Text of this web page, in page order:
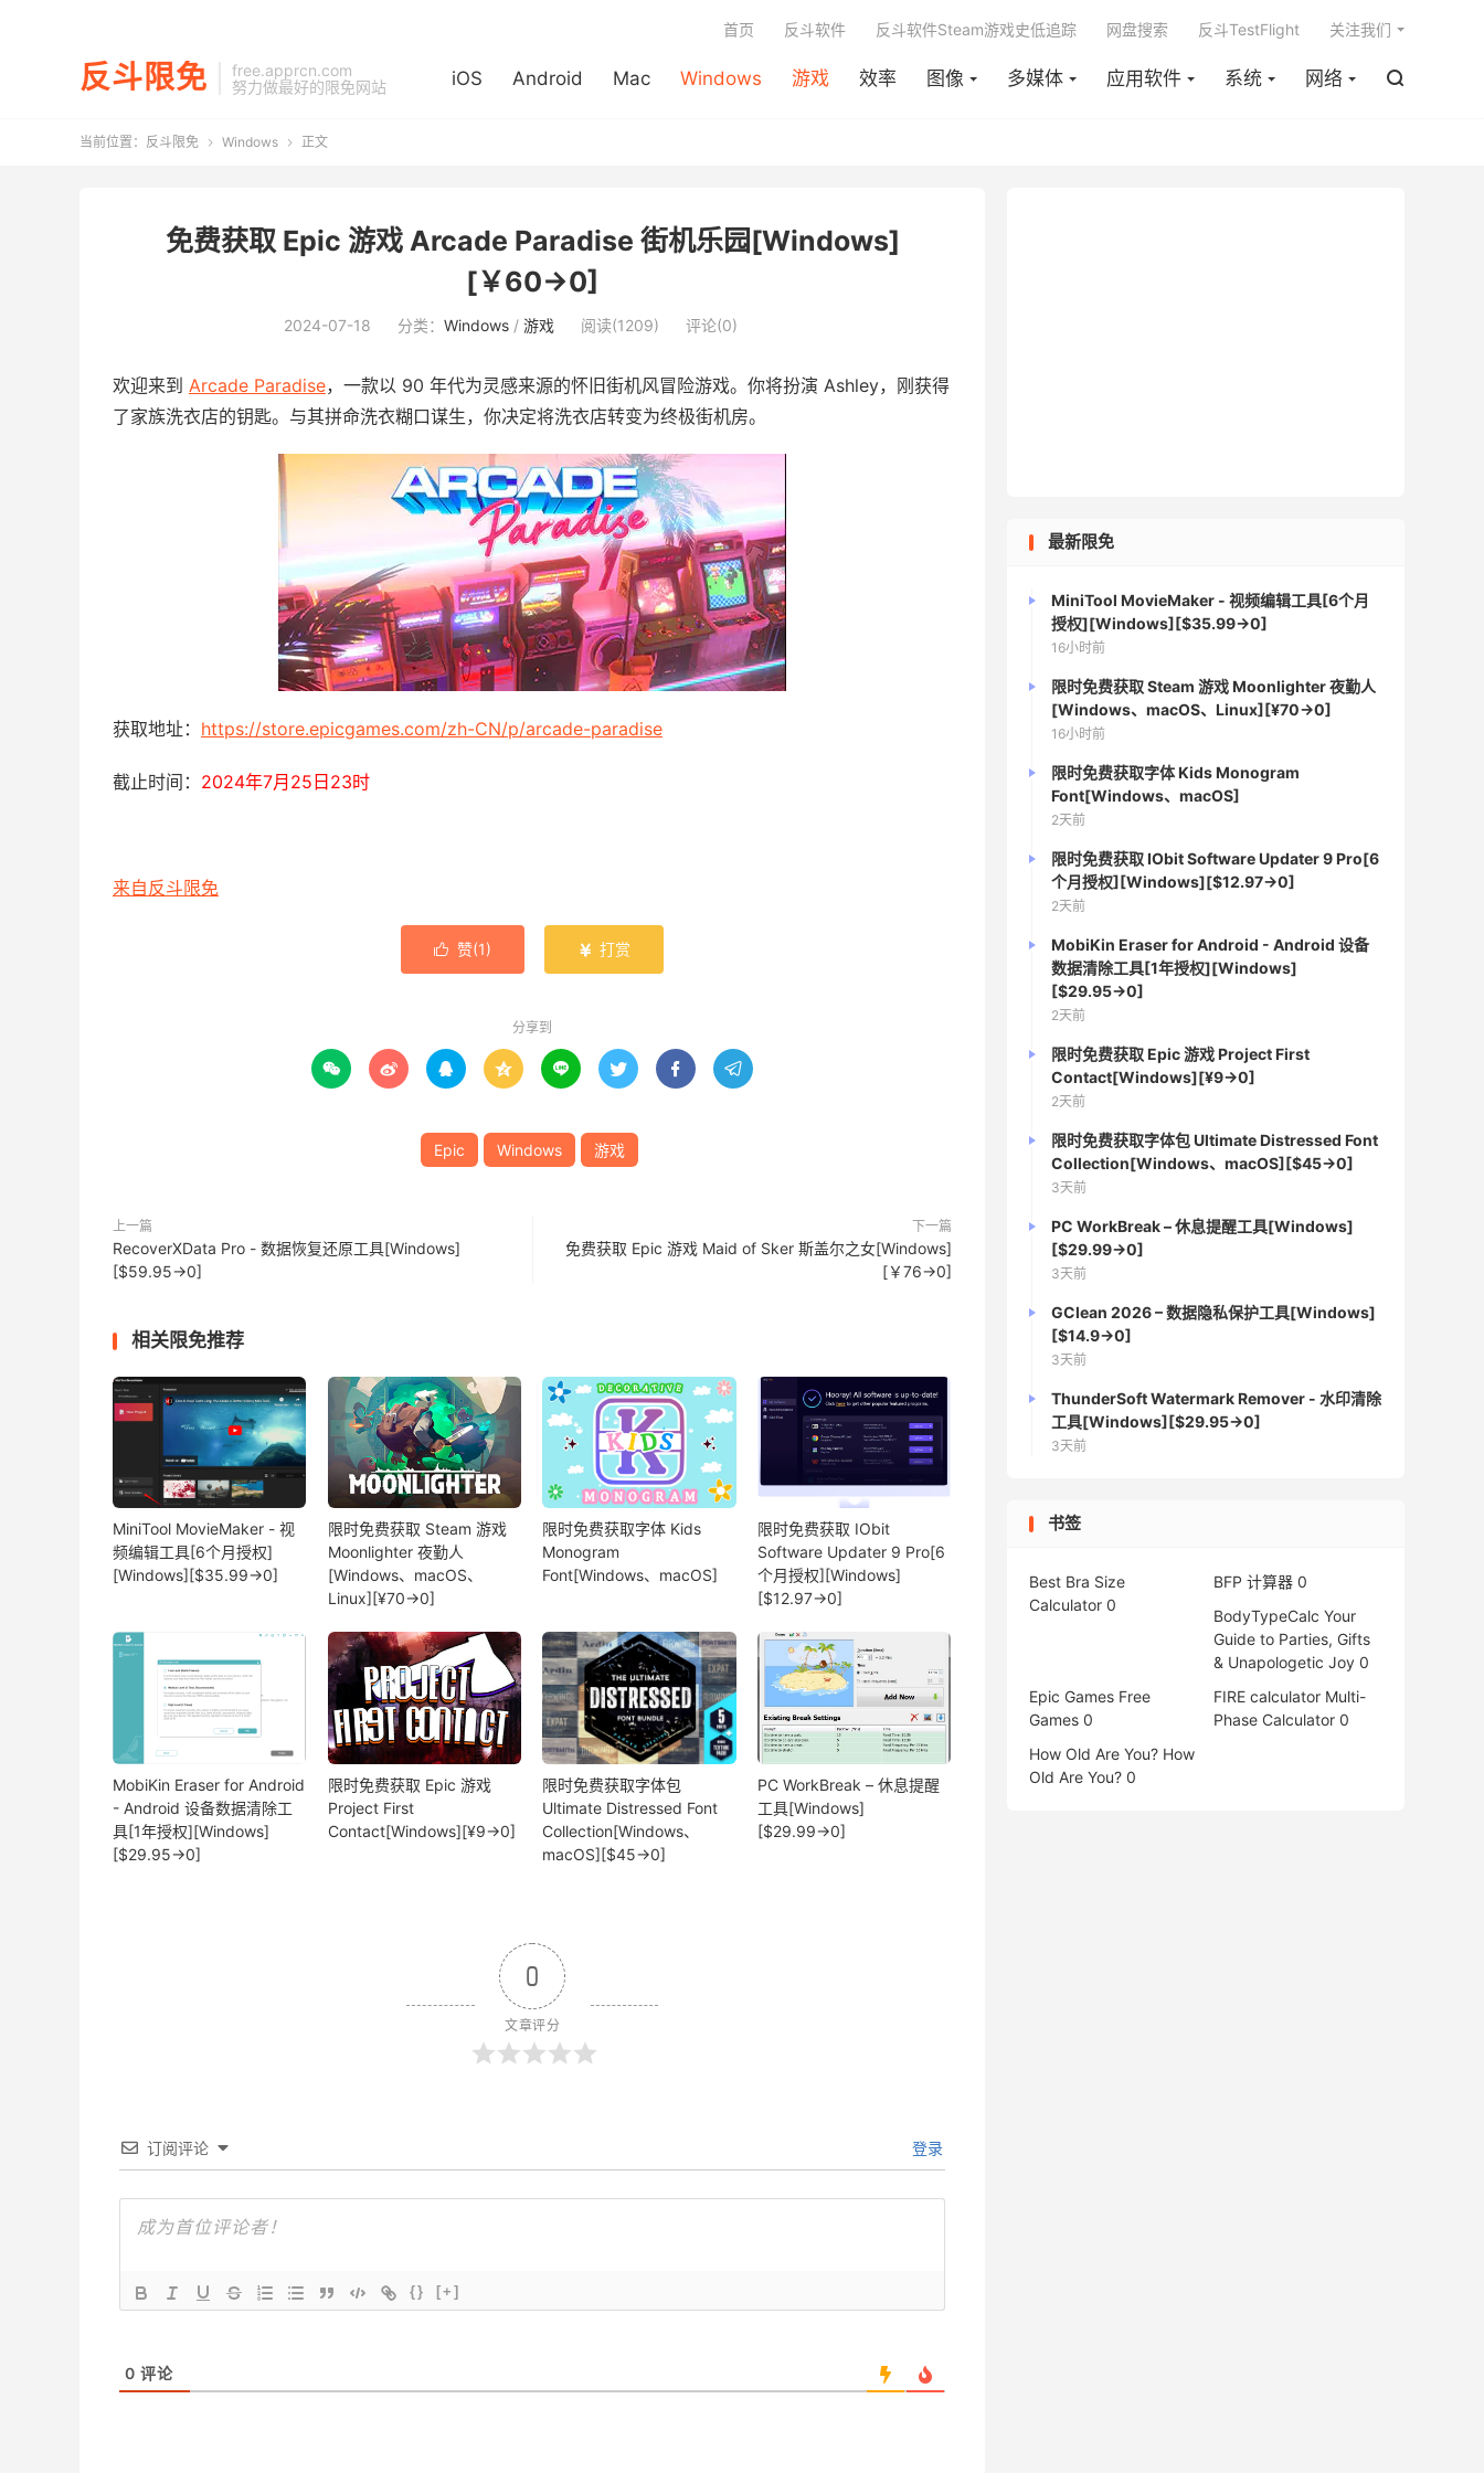
反斗限免
free.apprcn.com
努力做最好的限免网站
iOS Android Mac Windows 游戏 效率 图像 多媒体 应用软件 系统 网络 
首页 反斗软件 反斗软件Steam游戏史低追踪 网盘搜索 反斗TestFlight 关注我们
当前位置： 反斗限免  Windows  正文
免费获取 Epic 游戏 Arcade Paradise 街机乐园[Windows]
[￥60→0]
2024-07-18 分类： Windows/ 游戏 阅读(1209) 评论(0)
欢迎来到 Arcade Paradise，一款以 90 年代为灵感来源的怀旧街机风冒险游戏。你将扮演 Ashley，刚获得
了家族洗衣店的钥匙。与其拼命洗衣糊口谋生，你决定将洗衣店转变为终极街机房。
获取地址： https://store.epicgames.com/zh-CN/p/arcade-paradise
截止时间： 2024年7月25日23时
来自反斗限免
 赞(1)  打赏
分享到
       
Epic Windows 游戏
上一篇
RecoverXData Pro - 数据恢复还原工具[Windows]
[$59.95→0]
下一篇
免费获取 Epic 游戏 Maid of Sker 斯盖尔之女[Windows]
[￥76→0]
相关限免推荐
MiniTool MovieMaker - 视
频编辑工具[6个月授权]
[Windows][$35.99→0]
限时免费获取 Steam 游戏
Moonlighter 夜勤人
[Windows、macOS、
Linux][¥70→0]
限时免费获取字体 Kids
Monogram
Font[Windows、macOS]
限时免费获取 IObit
Software Updater 9 Pro[6
个月授权][Windows]
[$12.97→0]
MobiKin Eraser for Android
- Android 设备数据清除工
具[1年授权][Windows]
[$29.95→0]
限时免费获取 Epic 游戏
Project First
Contact[Windows][¥9→0]
限时免费获取字体包
Ultimate Distressed Font
Collection[Windows、
macOS][$45→0]
PC WorkBreak – 休息提醒
工具[Windows]
[$29.99→0]
0
文章评分
订阅评论 登录
{} [+]
0 评论
最新限免
MiniTool MovieMaker - 视频编辑工具[6个月
授权][Windows][$35.99→0]
16小时前
限时免费获取 Steam 游戏 Moonlighter 夜勤人
[Windows、macOS、Linux][¥70→0]
16小时前
限时免费获取字体 Kids Monogram
Font[Windows、macOS]
2天前
限时免费获取 IObit Software Updater 9 Pro[6
个月授权][Windows][$12.97→0]
2天前
MobiKin Eraser for Android - Android 设备
数据清除工具[1年授权][Windows]
[$29.95→0]
2天前
限时免费获取 Epic 游戏 Project First
Contact[Windows][¥9→0]
2天前
限时免费获取字体包 Ultimate Distressed Font
Collection[Windows、macOS][$45→0]
3天前
PC WorkBreak – 休息提醒工具[Windows]
[$29.99→0]
3天前
GClean 2026 – 数据隐私保护工具[Windows]
[$14.9→0]
3天前
ThunderSoft Watermark Remover - 水印清除
工具[Windows][$29.95→0]
3天前
书签
Best Bra Size
Calculator 0
BFP 计算器 0
BodyTypeCalc Your
Guide to Parties, Gifts
& Unapologetic Joy 0
Epic Games Free
Games 0
FIRE calculator Multi-
Phase Calculator 0
How Old Are You? How
Old Are You? 0